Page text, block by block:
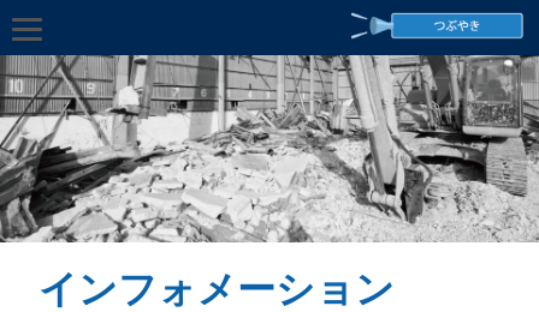
インフォメーション